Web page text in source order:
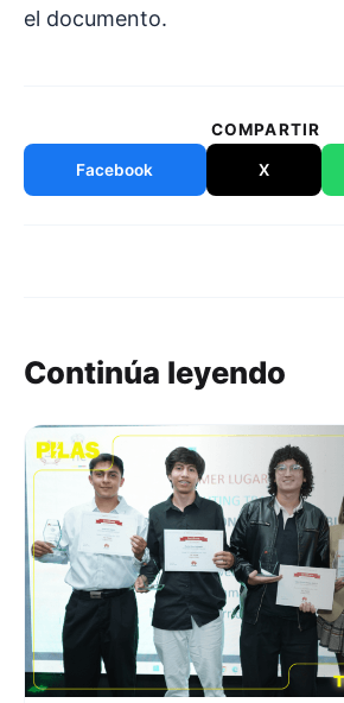
el documento.
COMPARTIR
Facebook X
Continúa leyendo